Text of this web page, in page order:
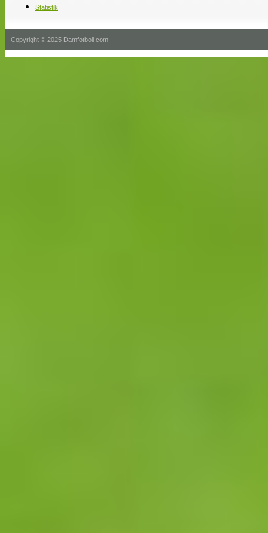
Statistik
Copyright © 2025 Damfotboll.com